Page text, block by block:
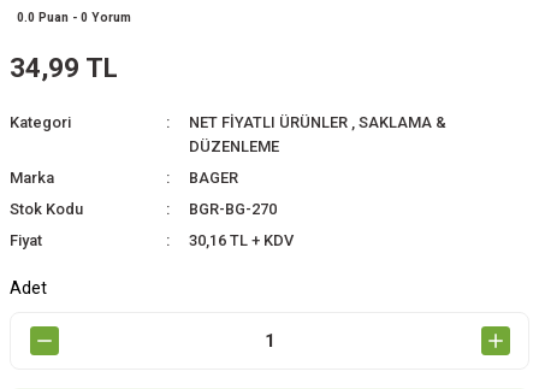
0.0 Puan - 0 Yorum
34,99 TL
Kategori NET FİYATLI ÜRÜNLER , SAKLAMA &
DÜZENLEME
Marka
BAGER
Stok Kodu
BGR-BG-270
Fiyat
30,16 TL + KDV
Adet